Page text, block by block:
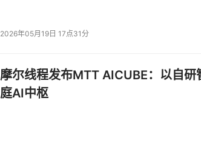
2026年05月19日 17点31分
摩尔线程发布MTT AICUBE：以自
庭AI中枢